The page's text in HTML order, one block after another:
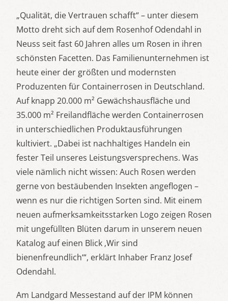
„Qualität, die Vertrauen schafft“ – unter diesem
Motto dreht sich auf dem Rosenhof Odendahl in
Neuss seit fast 60 Jahren alles um Rosen in ihren
schönsten Facetten. Das Familienunternehmen ist
heute einer der größten und modernsten
Produzenten für Containerrosen in Deutschland.
Auf knapp 20.000 m² Gewächshausfläche und
35.000 m² Freilandfläche werden Containerrosen
in unterschiedlichen Produktausführungen
kultiviert. „Dabei ist nachhaltiges Handeln ein
fester Teil unseres Leistungsversprechens. Was
viele nämlich nicht wissen: Auch Rosen werden
gerne von bestäubenden Insekten angeflogen –
wenn es nur die richtigen Sorten sind. Mit einem
neuen aufmerksamkeitsstarken Logo zeigen Rosen
mit ungefüllten Blüten darum in unserem neuen
Katalog auf einen Blick ‚Wir sind
bienenfreundlich‘“, erklärt Inhaber Franz Josef
Odendahl.
Am Landgard Messestand auf der IPM können